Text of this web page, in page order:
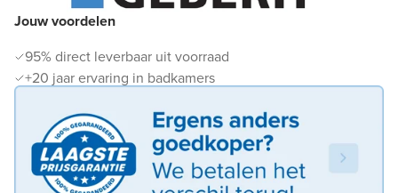
Jouw voordelen
95% direct leverbaar uit voorraad
+20 jaar ervaring in badkamers